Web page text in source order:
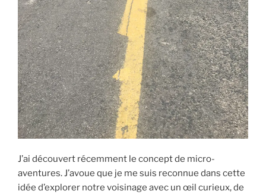
J’ai découvert récemment le concept de micro-
aventures. J’avoue que je me suis reconnue dans cette
idée d’explorer notre voisinage avec un œil curieux, de